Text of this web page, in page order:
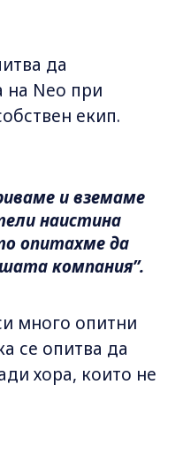
да
на Neo при
екип.
и вземаме
наистина
опитахме да
компания”.
много опитни
се опитва да
хора, които не